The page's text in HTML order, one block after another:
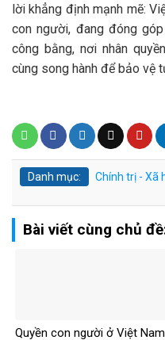
lời khẳng định mạnh mẽ:
con người, đang đóng
công bằng, nơi nhân
cùng song hành để bảo vệ
Danh mục: Chính trị - Xã
Bài viết cùng chủ
Quyền con người ở Việt Nam